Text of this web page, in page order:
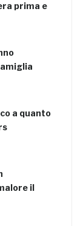
prima e
a quanto
il